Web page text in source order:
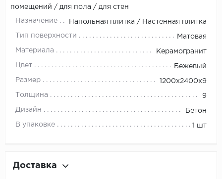
помещений / для пола / для стен
Назначение Напольная плитка / Настенная плитка
Тип поверхности Матовая
Материала Керамогранит
Цвет Бежевый
Размер 1200x2400x9
Толщина 9
Дизайн Бетон
В упаковке 1 шт
Доставка